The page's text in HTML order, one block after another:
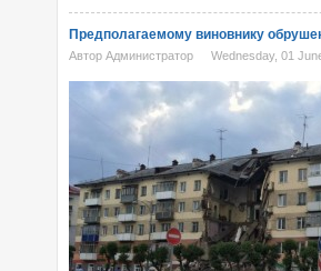
Предполагаемому виновнику
Автор Администратор Wednesday, 01